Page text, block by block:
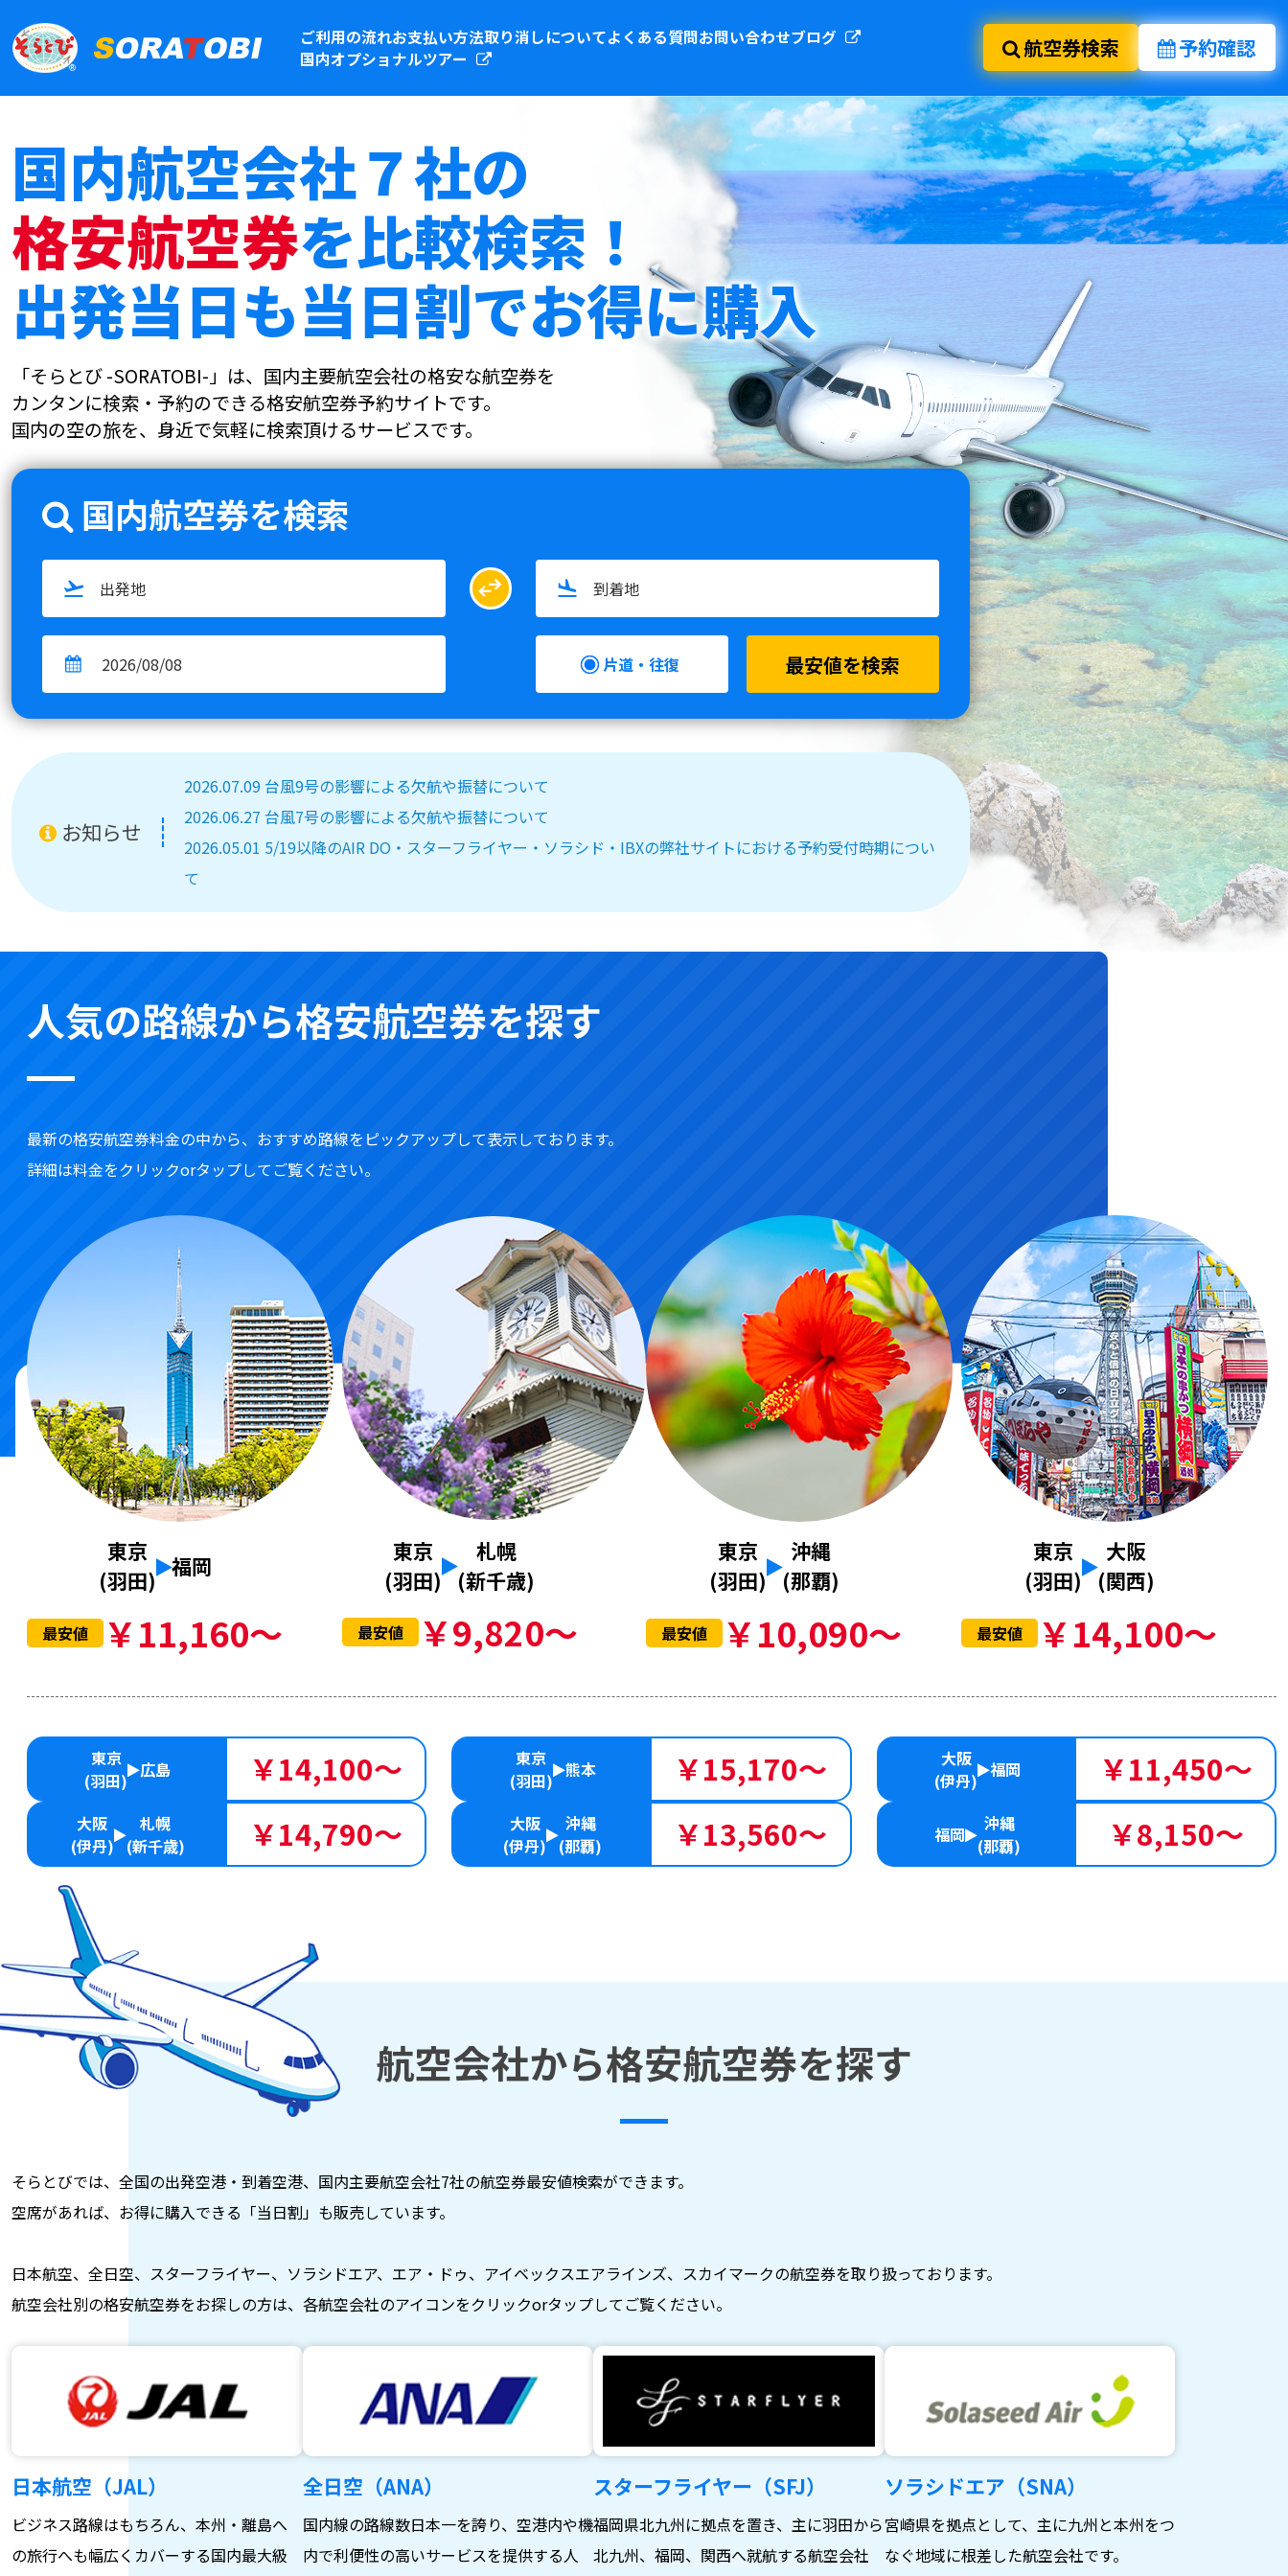
ご利用の流れお支払い方法取り消しについてよくある質問お問い合わせブログ
国内オプショナルツアー
航空券検索 予約確認
国内航空会社７社の
格安航空券を比較検索！
出発当日も当日割でお得に購入
「そらとび -SORATOBI-」は、国内主要航空会社の格安な航空券を
カンタンに検索・予約のできる格安航空券予約サイトです。
国内の空の旅を、身近で気軽に検索頂けるサービスです。
国内航空券を検索
swap_horiz
片道・往復 最安値を検索
お知らせ
2026.07.09 台風9号の影響による欠航や振替について
2026.06.27 台風7号の影響による欠航や振替について
2026.05.01 5/19以降のAIR DO・スターフライヤー・ソラシド・IBXの弊社サイトにおける予約受付時期につい
て
人気の路線から格安航空券を探す
最新の格安航空券料金の中から、おすすめ路線をピックアップして表示しております。
詳細は料金をクリックorタップしてご覧ください。
東京
(羽田)
福岡
最安値 ￥11,160～
東京
(羽田)
札幌
(新千歳)
最安値 ￥9,820～
東京
(羽田)
沖縄
(那覇)
最安値 ￥10,090～
東京
(羽田)
大阪
(関西)
最安値 ￥14,100～
東京
(羽田) 広島 ￥14,100～
東京
(羽田) 熊本 ￥15,170～
大阪
(伊丹) 福岡 ￥11,450～
大阪
(伊丹)
札幌
(新千歳)
￥14,790～
大阪
(伊丹)
沖縄
(那覇)
￥13,560～ 福岡
沖縄
(那覇)
￥8,150～
航空会社から格安航空券を探す
そらとびでは、全国の出発空港・到着空港、国内主要航空会社7社の航空券最安値検索ができます。
空席があれば、お得に購入できる「当日割」も販売しています。
日本航空、全日空、スターフライヤー、ソラシドエア、エア・ドゥ、アイベックスエアラインズ、スカイマークの航空券を取り扱っております。
航空会社別の格安航空券をお探しの方は、各航空会社のアイコンをクリックorタップしてご覧ください。
日本航空（JAL）
ビジネス路線はもちろん、本州・離島へ
の旅行へも幅広くカバーする国内最大級
全日空（ANA）
国内線の路線数日本一を誇り、空港内や機
内で利便性の高いサービスを提供する人
スターフライヤー（SFJ）
福岡県北九州に拠点を置き、主に羽田から
北九州、福岡、関西へ就航する航空会社
ソラシドエア（SNA）
宮崎県を拠点として、主に九州と本州をつ
なぐ地域に根差した航空会社です。